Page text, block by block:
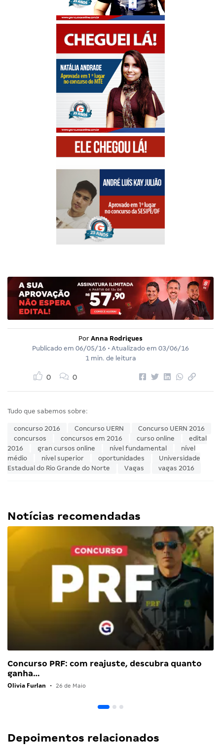
Por Anna Rodrigues
Publicado em 06/05/16 • Atualizado em 03/06/16
1 min. de leitura
0 0
Tudo que sabemos sobre:
concurso 2016 Concurso UERN
Concurso UERN 2016
concursos
concursos em 2016 curso online
edital
2016
gran cursos online nível fundamental
nível
médio
nível superior oportunidades
Universidade
Estadual do Rio Grande do Norte
Vagas vagas 2016
Notícias recomendadas
Concurso PRF: com reajuste, descubra quanto
ganha…
Olivia Furlan • 26 de Maio
Depoimentos relacionados